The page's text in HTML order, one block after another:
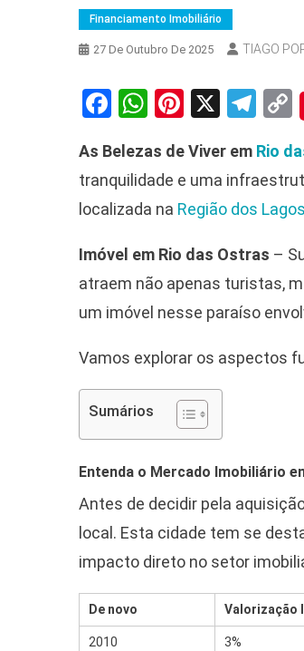
Financiamento Imobiliário
27 De Outubro De 2025 TIAGO
Facebook
WhatsApp
Pinterest
X
As Belezas de Viver em Rio
tranquilidade e uma
localizada na Região dos Lagos
Imóvel em Rio das Ostras –
atraem não apenas turistas,
um imóvel nesse paraíso
Vamos explorar os aspectos
Sumários
Entenda o Mercado Imobiliário
Antes de decidir pela
local. Esta cidade tem se
impacto direto no setor
De novo Valorização
2010 3%